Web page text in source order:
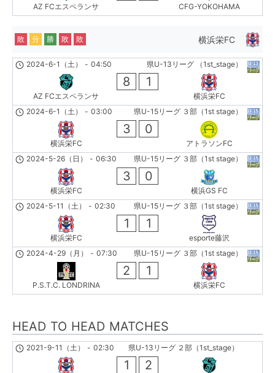
AZ FCエスペランサ CFG-YOKOHAMA
横浜栄FC
敗 分 勝 敗 敗
県U-13リーグ （1st_stage）
2024-6-1（土） - 04:50
AZ FCエスペランサ
8 1
横浜栄FC
県U-15リーグ ３部（1st stage）
2024-6-1（土） - 03:00
横浜栄FC
3 0
アトラソンFC
県U-15リーグ ３部（1st stage）
2024-5-26（日） - 06:30
横浜栄FC
3 0
横浜GS FC
県U-15リーグ ３部（1st stage）
2024-5-11（土） - 02:30
横浜栄FC
1 1
esporte藤沢
県U-15リーグ ３部（1st stage）
2024-4-29（月） - 07:30
P.S.T.C. LONDRINA
2 1
横浜栄FC
HEAD TO HEAD MATCHES
県U-13リーグ ２部（1st_stage）
2021-9-11（土） - 02:30
1 2